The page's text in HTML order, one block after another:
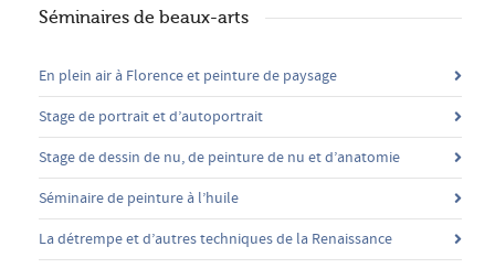
Séminaires de beaux-arts
En plein air à Florence et peinture de paysage
Stage de portrait et d’autoportrait
Stage de dessin de nu, de peinture de nu et d’anatomie
Séminaire de peinture à l’huile
La détrempe et d’autres techniques de la Renaissance